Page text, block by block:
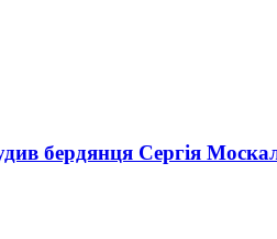
бердянця Сергія